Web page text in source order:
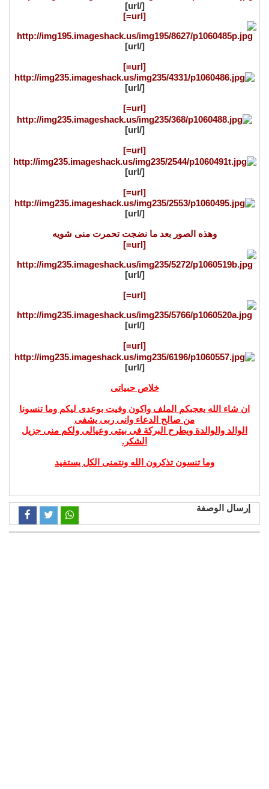
[/url]
[url=]
[/url]
[url=]
[/url]
[url=]
[/url]
[url=]
[/url]
[url=]
[/url]
وهذه الصور بعد ما نضجت تحمرت منى شويه
[url=]
[/url]
[url=]
[/url]
[url=]
[/url]
خلاص حبياتى
ان شاء الله يعجبكم الملف واكون وفيت بوعدى ليكم وما تنسونا
من صالح الدعاء وانى ربى يشفى
الوالد والوالدة ويطرح البركة فى بيتى وعيالى ولكم منى جزيل
الشكر.
وما تنسون تذكرون الله ونتمنى الكل يستفيد
إرسال الوصفة